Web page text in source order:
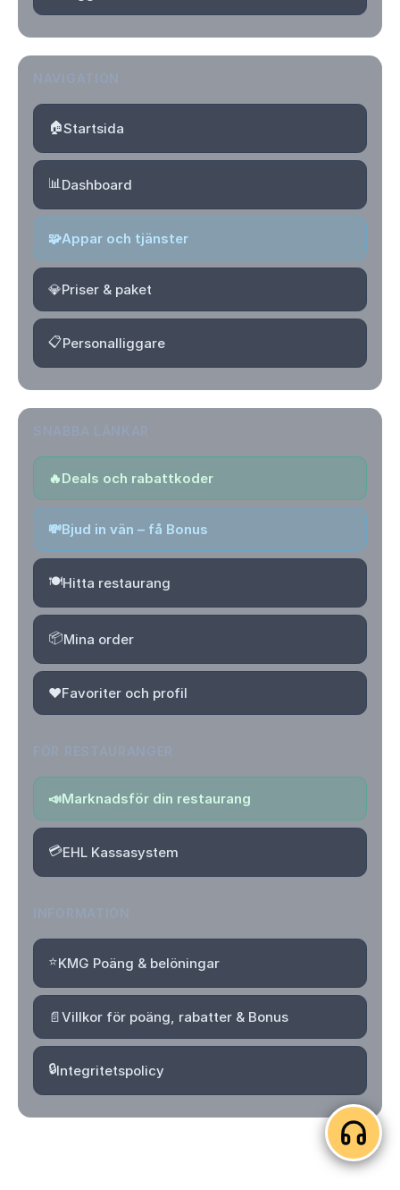
🏠Startsida
📊Dashboard
🧩Appar och tjänster
💎Priser & paket
📋Personalliggare
🔥Deals och rabattkoder
💸Bjud in vän – få Bonus
🍽️Hitta restaurang
📦Mina order
❤️Favoriter och profil
📣Marknadsför din restaurang
💳EHL Kassasystem
⭐KMG Poäng & belöningar
📄Villkor för poäng, rabatter & Bonus
🔒Integritetspolicy